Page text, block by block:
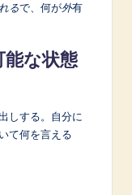
るで、何が外有
な状態
しする。自分に
て何を言える